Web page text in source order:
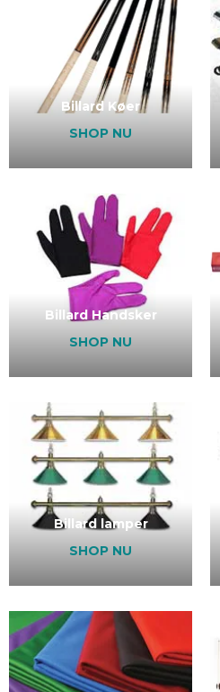
Billard Køer
SHOP NU
Billard Handsker
SHOP NU
Billard lamper
SHOP NU